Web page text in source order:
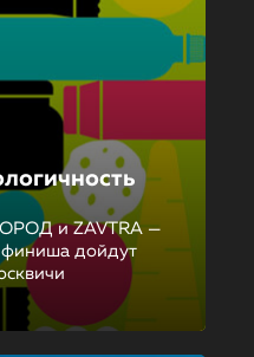
и ZAVTRA —
финиша дойдут